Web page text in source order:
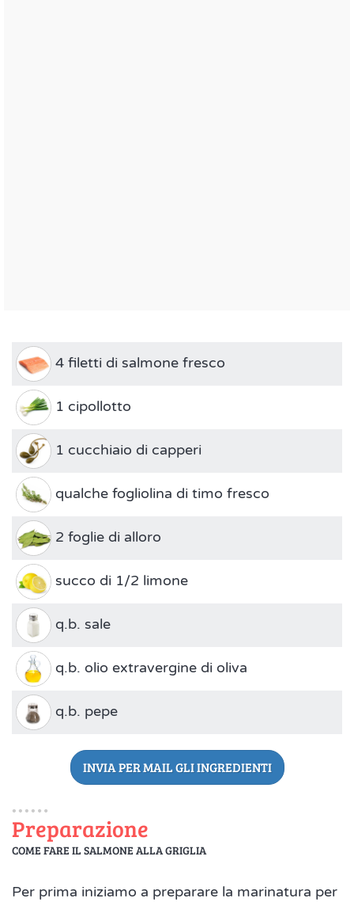
4 filetti di salmone fresco
1 cipollotto
1 cucchiaio di capperi
qualche fogliolina di timo fresco
2 foglie di alloro
succo di 1/2 limone
q.b. sale
q.b. olio extravergine di oliva
q.b. pepe
INVIA PER MAIL GLI INGREDIENTI
Preparazione
COME FARE IL SALMONE ALLA GRIGLIA
Per prima iniziamo a preparare la marinatura per